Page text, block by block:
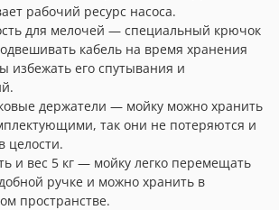
рабочий ресурс насоса.
для мелочей — специальный крючок
кабель на время хранения
избежать его спутывания и
держатели — мойку можно хранить
так они не потеряются и
целости.
и вес 5 кг — мойку легко перемещать
ручке и можно хранить в
пространстве.